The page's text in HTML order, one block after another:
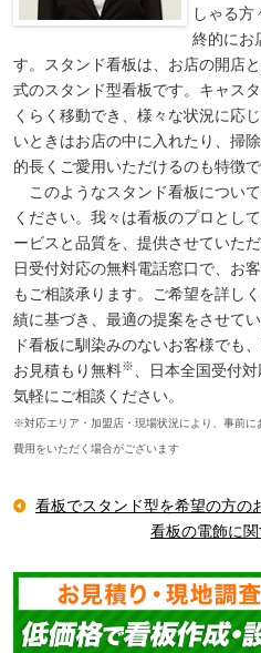
しゃる方
終的にお
す。スタンド看板は、お店の開店
式のスタンド型看板です。キャス
くらく移動でき、様々な状況に応
いときはお店の中に入れたり、掃
的長くご愛用いただけるのも特徴で
このようなスタンド看板につい
ください。我々は看板のプロとし
ービスと品質を、提供させていた
日受付対応の無料電話窓口で、お
もご相談承ります。ご希望を詳し
績に基づき、最適の提案をさせて
ド看板に馴染みのないお客様でも
お見積もり無料※、日本全国受付
気軽にご相談ください。
※対応エリア・加盟店・現場状況により、事前
費用をいただく場合がございます
看板でスタンド型を希望の方の
看板の電飾に